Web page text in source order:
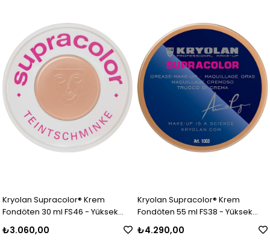
Kryolan Supracolor® Krem
Fondöten 30 ml FS46 - Yüksek
Kapatıcı Özellikli Makyaj Ürünü
₺3.060,00
Kryolan Supracolor® Krem
Fondöten 55 ml FS38 - Yüksek
Kapatıcı Özellikli Makyaj Ürünü
₺4.290,00